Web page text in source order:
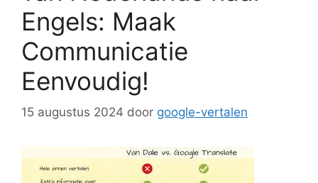
Engels: Maak
Communicatie
Eenvoudig!
15 augustus 2024 door google-vertalen